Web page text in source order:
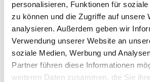
personalisieren, Funktionen für
zu können und die Zugriffe auf unsere
analysieren. Außerdem geben wir
Verwendung unserer Website an
soziale Medien, Werbung und
Partner führen diese Informationen
weiteren Daten zusammen, die Sie